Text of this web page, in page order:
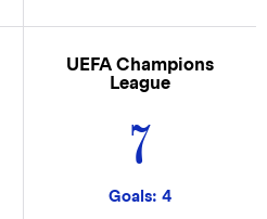
UEFA Champions
League
7
Goals: 4